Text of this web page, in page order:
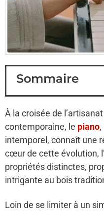
Sommaire
À la croisée de
contemporaine, le piano
intemporel, connaît une
cœur de cette évolution,
propriétés distinctes,
intrigante au bois
Loin de se limiter à un